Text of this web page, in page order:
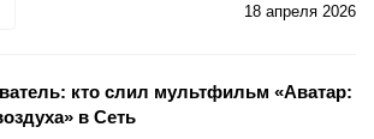
18 апреля 2026
кто слил мультфильм «Аватар:
в Сеть